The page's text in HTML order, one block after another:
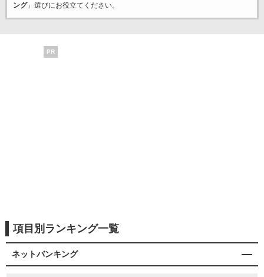
ング」選びにお役立てください。
PR
項目別ランキング一覧
ネットバンキング